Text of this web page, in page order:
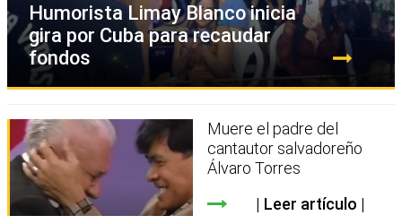
Humorista Limay Blanco inicia
gira por Cuba para recaudar
fondos
Muere el padre del
cantautor salvadoreño
Álvaro Torres
Leer artículo